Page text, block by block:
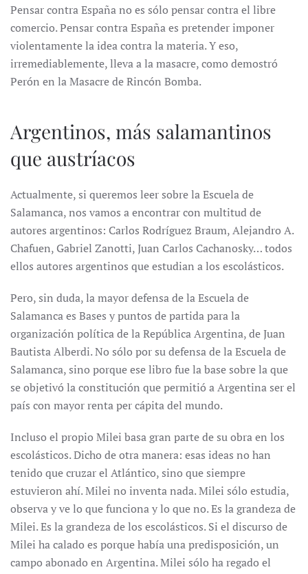
Pensar contra España no es sólo pensar contra el libre
comercio. Pensar contra España es pretender imponer
violentamente la idea contra la materia. Y eso,
irremediablemente, lleva a la masacre, como demostró
Perón en la Masacre de Rincón Bomba.
Argentinos, más salamantinos
que austríacos
Actualmente, si queremos leer sobre la Escuela de
Salamanca, nos vamos a encontrar con multitud de
autores argentinos: Carlos Rodríguez Braum, Alejandro A.
Chafuen, Gabriel Zanotti, Juan Carlos Cachanosky… todos
ellos autores argentinos que estudian a los escolásticos.
Pero, sin duda, la mayor defensa de la Escuela de
Salamanca es Bases y puntos de partida para la
organización política de la República Argentina, de Juan
Bautista Alberdi. No sólo por su defensa de la Escuela de
Salamanca, sino porque ese libro fue la base sobre la que
se objetivó la constitución que permitió a Argentina ser el
país con mayor renta per cápita del mundo.
Incluso el propio Milei basa gran parte de su obra en los
escolásticos. Dicho de otra manera: esas ideas no han
tenido que cruzar el Atlántico, sino que siempre
estuvieron ahí. Milei no inventa nada. Milei sólo estudia,
observa y ve lo que funciona y lo que no. Es la grandeza de
Milei. Es la grandeza de los escolásticos. Si el discurso de
Milei ha calado es porque había una predisposición, un
campo abonado en Argentina. Milei sólo ha regado el